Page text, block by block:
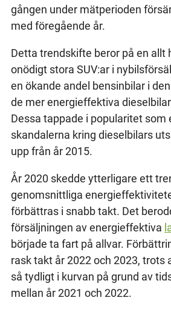
gången under mätperioden
med föregående år.
Detta trendskifte beror på en allt
onödigt stora SUV:ar i
en ökande andel bensinbilar i
de mer energieffektiva
Dessa tappade i popularitet som
skandalerna kring dieselbilars
upp från år 2015.
År 2020 skedde ytterligare ett
genomsnittliga
förbättras i snabb takt. Det
försäljningen av energieffektiva
började ta fart på allvar.
rask takt år 2022 och 2023, trots
så tydligt i kurvan på grund av
mellan år 2021 och 2022.